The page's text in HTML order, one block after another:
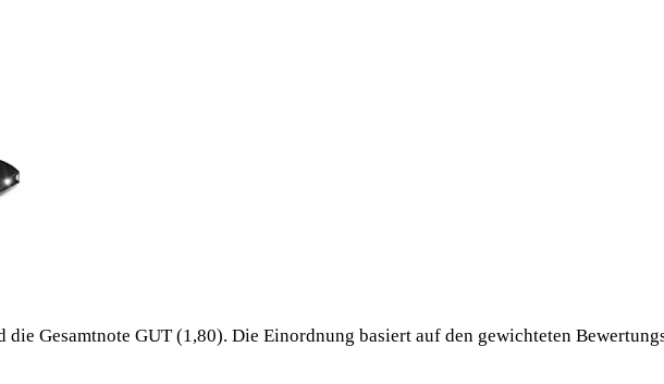
Gesamtnote GUT (1,80). Die Einordnung basiert auf den gewichteten